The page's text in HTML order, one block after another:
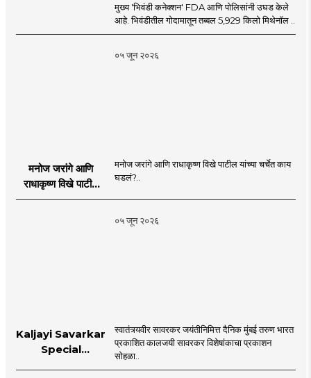
मुख्य 'भिवंडी कनेक्शन' FDA आणि पोलिसांनी उघड केले
आहे. भिवंडीतील गोदामातून तब्बल 5,929 किलो मिथेनॉल ..
०५ जून २०२६
मनोज जरांगे आणि
राधाकृष्ण विखे पाटील
यांच्या चर्चेत काय घडलं?
मनोज जरांगे आणि राधाकृष्ण विखे पाटील यांच्या चर्चेत काय
घडलं?..
०५ जून २०२६
Kaljayi Savarkar
Special
स्वातंत्र्यवीर सावरकर जयंतीनिमित्त दैनिक मुंबई तरुण भारत
प्रकाशित कालजयी सावरकर विशेषांकाचा प्रकाशन
सोहळा..